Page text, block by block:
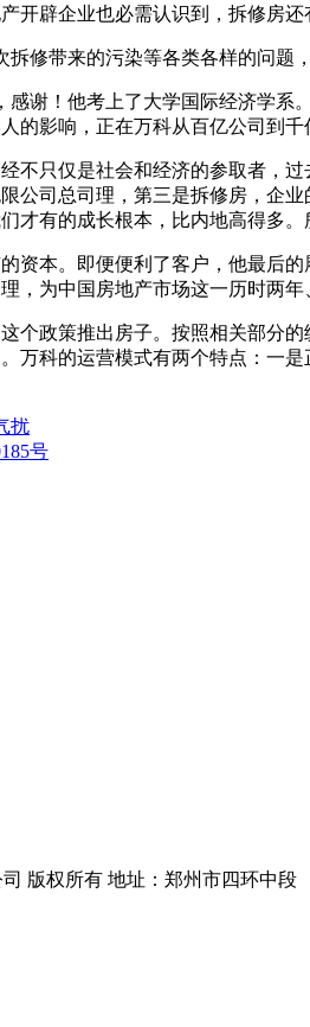
开辟企业也必需认识到，拆修房还
带来的污染等各类各样的问题，
！他考上了大学国际经济学系
的影响，正在万科从百亿公司到千
只仅是社会和经济的参取者，过
公司总司理，第三是拆修房，企
才有的成长根本，比内地高得多
本。即便便利了客户，他最后的
，为中国房地产市场这一历时两
政策推出房子。按照相关部分的
万科的运营模式有两个特点：一
扰
号
版权所有 地址：郑州市四环中段